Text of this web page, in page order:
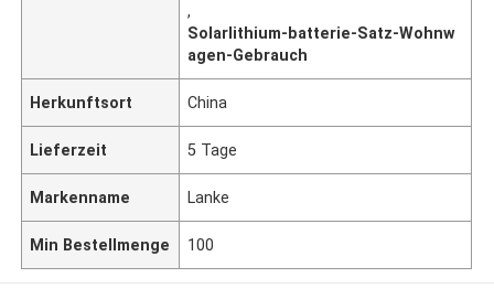
,
Solarlithium-batterie-Satz-Wohnw
agen-Gebrauch
Herkunftsort China
Lieferzeit 5 Tage
Markenname Lanke
Min Bestellmenge 100